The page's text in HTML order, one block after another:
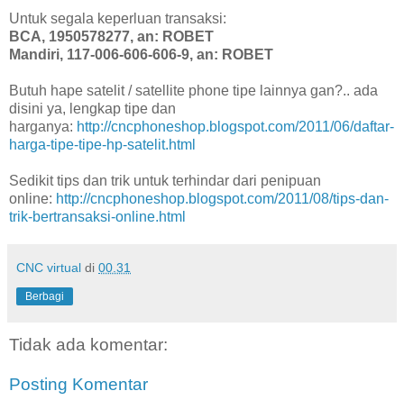
Untuk segala keperluan transaksi:
BCA, 1950578277, an: ROBET
Mandiri, 117-006-606-606-9, an: ROBET
Butuh hape satelit / satellite phone tipe lainnya gan?.. ada
disini ya, lengkap tipe dan
harganya: http://cncphoneshop.blogspot.com/2011/06/daftar-
harga-tipe-tipe-hp-satelit.html
Sedikit tips dan trik untuk terhindar dari penipuan
online: http://cncphoneshop.blogspot.com/2011/08/tips-dan-
trik-bertransaksi-online.html
CNC virtual di 00.31
Berbagi
Tidak ada komentar:
Posting Komentar